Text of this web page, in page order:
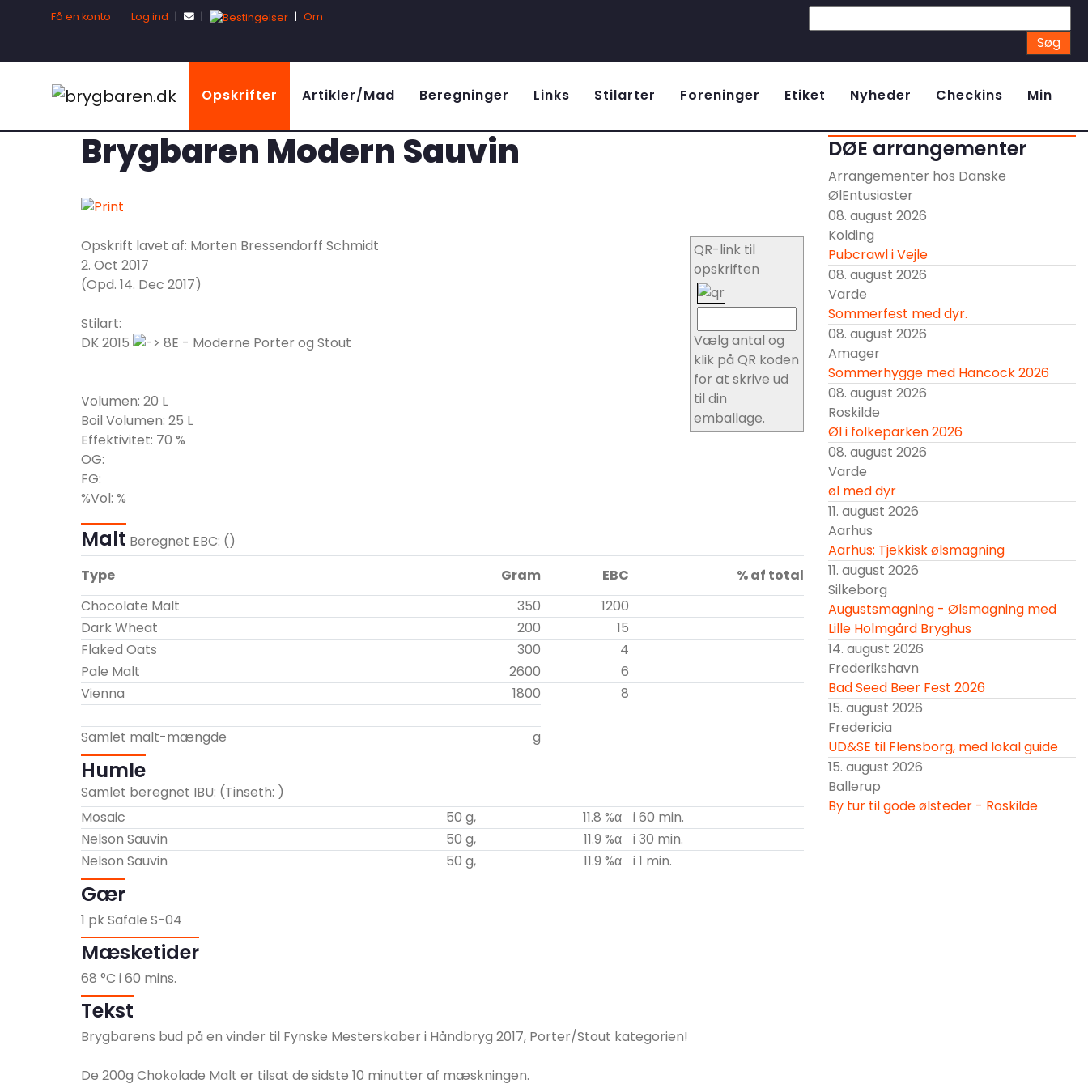
Få en konto | Log ind | | | Om
Opskrifter Artikler/Mad Beregninger Links Stilarter Foreninger Etiket Nyheder Checkins Min
Brygbaren Modern Sauvin
QR-link til
opskriften
Vælg antal og
klik på QR koden
for at skrive ud
til din
emballage.
Opskrift lavet af: Morten Bressendorff Schmidt
2. Oct 2017
(Opd. 14. Dec 2017)
Stilart:
DK 2015
8E - Moderne Porter og Stout
Volumen: 20 L
Boil Volumen: 25 L
Effektivitet: 70 %
OG:
FG:
%Vol: %
Malt Beregnet EBC: ()
Type
Gram EBC
% af total
Chocolate Malt
350
1200
Dark Wheat
200
15
Flaked Oats
300
4
Pale Malt
2600
6
Vienna
1800 8
Samlet malt-mængde g
Humle
Samlet beregnet IBU: (Tinseth: )
Mosaic
50 g, 11.8 %α i 60 min.
Nelson Sauvin
50 g, 11.9 %α i 30 min.
Nelson Sauvin
50 g, 11.9 %α i 1 min.
Gær
1 pk Safale S-04
Mæsketider
68 °C i 60 mins.
Tekst
Brygbarens bud på en vinder til Fynske Mesterskaber i Håndbryg 2017, Porter/Stout kategorien!
De 200g Chokolade Malt er tilsat de sidste 10 minutter af mæskningen.
DØE arrangementer
Arrangementer hos Danske
ØlEntusiaster
08. august 2026
Kolding
Pubcrawl i Vejle
08. august 2026
Varde
Sommerfest med dyr.
08. august 2026
Amager
Sommerhygge med Hancock 2026
08. august 2026
Roskilde
Øl i folkeparken 2026
08. august 2026
Varde
øl med dyr
11. august 2026
Aarhus
Aarhus: Tjekkisk ølsmagning
11. august 2026
Silkeborg
Augustsmagning - Ølsmagning med
Lille Holmgård Bryghus
14. august 2026
Frederikshavn
Bad Seed Beer Fest 2026
15. august 2026
Fredericia
UD&SE til Flensborg, med lokal guide
15. august 2026
Ballerup
By tur til gode ølsteder - Roskilde